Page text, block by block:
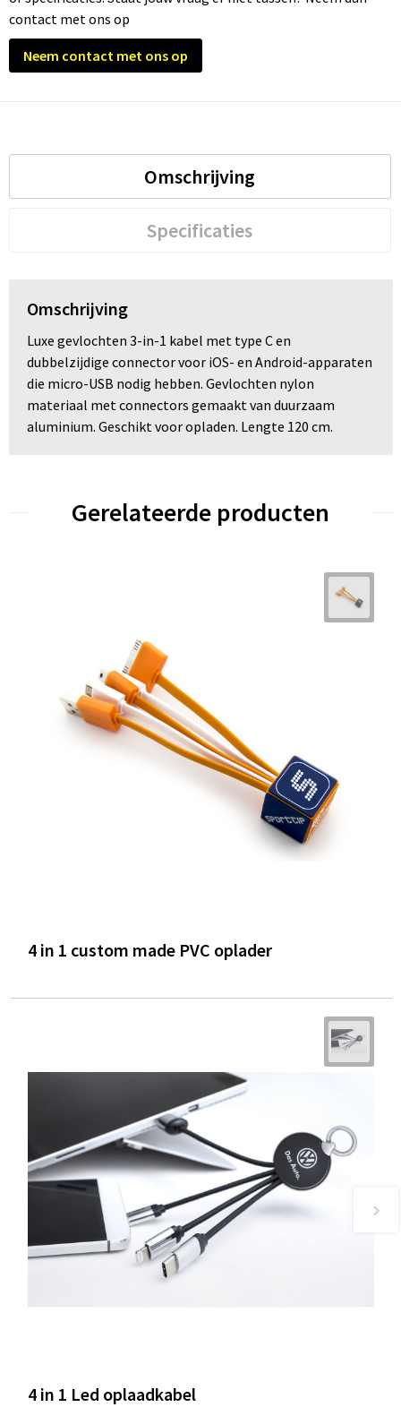
contact met ons op
Neem contact met ons op
Omschrijving
Specificaties
Omschrijving
Luxe gevlochten 3-in-1 kabel met type C en
dubbelzijdige connector voor iOS- en Android-apparaten
die micro-USB nodig hebben. Gevlochten nylon
materiaal met connectors gemaakt van duurzaam
aluminium. Geschikt voor opladen. Lengte 120 cm.
Gerelateerde producten
4 in 1 custom made PVC oplader
4 in 1 Led oplaadkabel